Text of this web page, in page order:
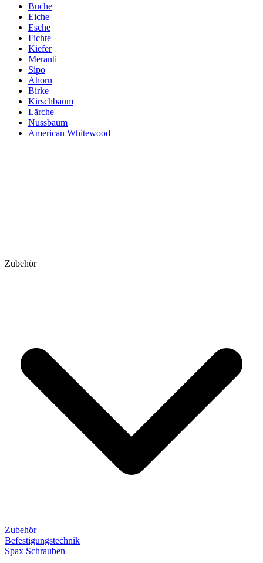
Buche
Eiche
Esche
Fichte
Kiefer
Meranti
Sipo
Ahorn
Birke
Kirschbaum
Lärche
Nussbaum
American Whitewood
Zubehör
Zubehör
Befestigungstechnik
Spax Schrauben